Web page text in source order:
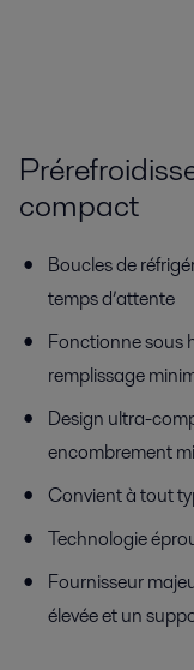
compact
Boucles de
temps d’attente
Fonctionne sous
remplissage
Design ultra-
encombrement
Convient à tout
Technologie
Fournisseur
élevée et un